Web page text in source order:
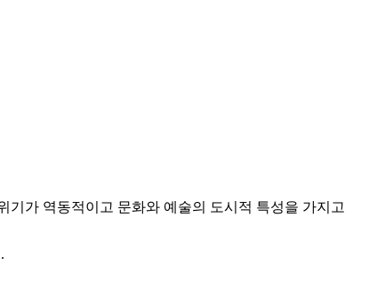
기가 역동적이고 문화와 예술의 도시적 특성을 가지고
.